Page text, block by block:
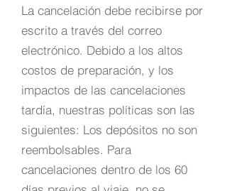
La cancelación debe recibirse por
escrito a través del correo
electrónico. Debido a los altos
costos de preparación, y los
impactos de las cancelaciones
tardía, nuestras políticas son las
siguientes: Los depósitos no son
reembolsables. Para
cancelaciones dentro de los 60